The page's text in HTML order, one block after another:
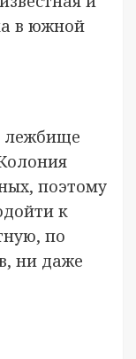
в южной
лежбище
поэтому
к
по
ни даже